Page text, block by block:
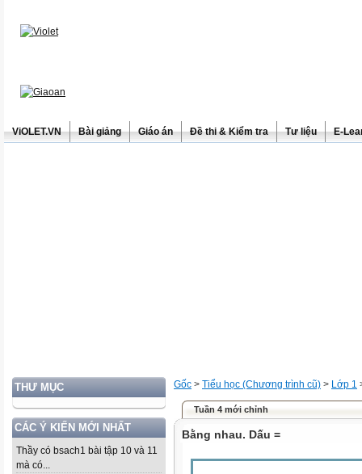
ViOLET.VN Bài giảng Giáo án Đề thi & Kiểm tra Tư liệu E-
THƯ MỤC
CÁC Ý KIẾN MỚI NHẤT
Thầy có bsach1 bài tập 10 và 11
mà có...
Gốc > Tiểu học (Chương trình cũ) > Lớp 1
Tuần 4 mới chỉnh
Bằng nhau. Dấu =